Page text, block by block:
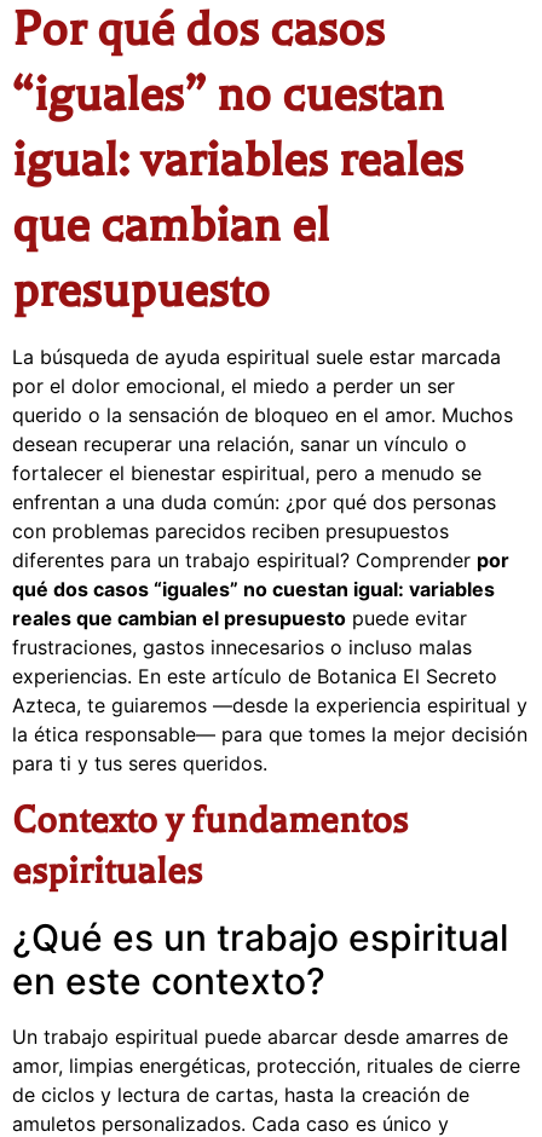
Por qué dos casos
“iguales” no cuestan
igual: variables reales
que cambian el
presupuesto
La búsqueda de ayuda espiritual suele estar marcada
por el dolor emocional, el miedo a perder un ser
querido o la sensación de bloqueo en el amor. Muchos
desean recuperar una relación, sanar un vínculo o
fortalecer el bienestar espiritual, pero a menudo se
enfrentan a una duda común: ¿por qué dos personas
con problemas parecidos reciben presupuestos
diferentes para un trabajo espiritual? Comprender por
qué dos casos “iguales” no cuestan igual: variables
reales que cambian el presupuesto puede evitar
frustraciones, gastos innecesarios o incluso malas
experiencias. En este artículo de Botanica El Secreto
Azteca, te guiaremos —desde la experiencia espiritual y
la ética responsable— para que tomes la mejor decisión
para ti y tus seres queridos.
Contexto y fundamentos
espirituales
¿Qué es un trabajo espiritual
en este contexto?
Un trabajo espiritual puede abarcar desde amarres de
amor, limpias energéticas, protección, rituales de cierre
de ciclos y lectura de cartas, hasta la creación de
amuletos personalizados. Cada caso es único y